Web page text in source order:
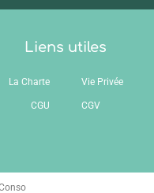
Liens utiles
La Charte Vie Privée
CGU CGV